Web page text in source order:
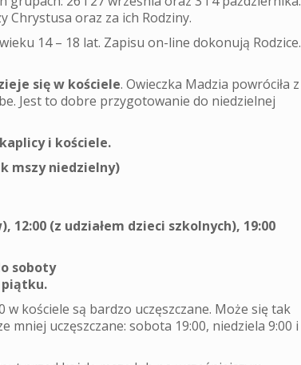
Chrystusa oraz za ich Rodziny.
14 – 18 lat. Zapisu on-line dokonują Rodzice.
się w kościele. Owieczka Madzia powróciła z
Jest to dobre przygotowanie do niedzielnej
i kościele.
mszy niedzielny)
12:00 (z udziałem dzieci szkolnych), 19:00
soboty
piątku.
w kościele są bardzo uczęszczane. Może się tak
mniej uczęszczane: sobota 19:00, niedziela 9:00 i